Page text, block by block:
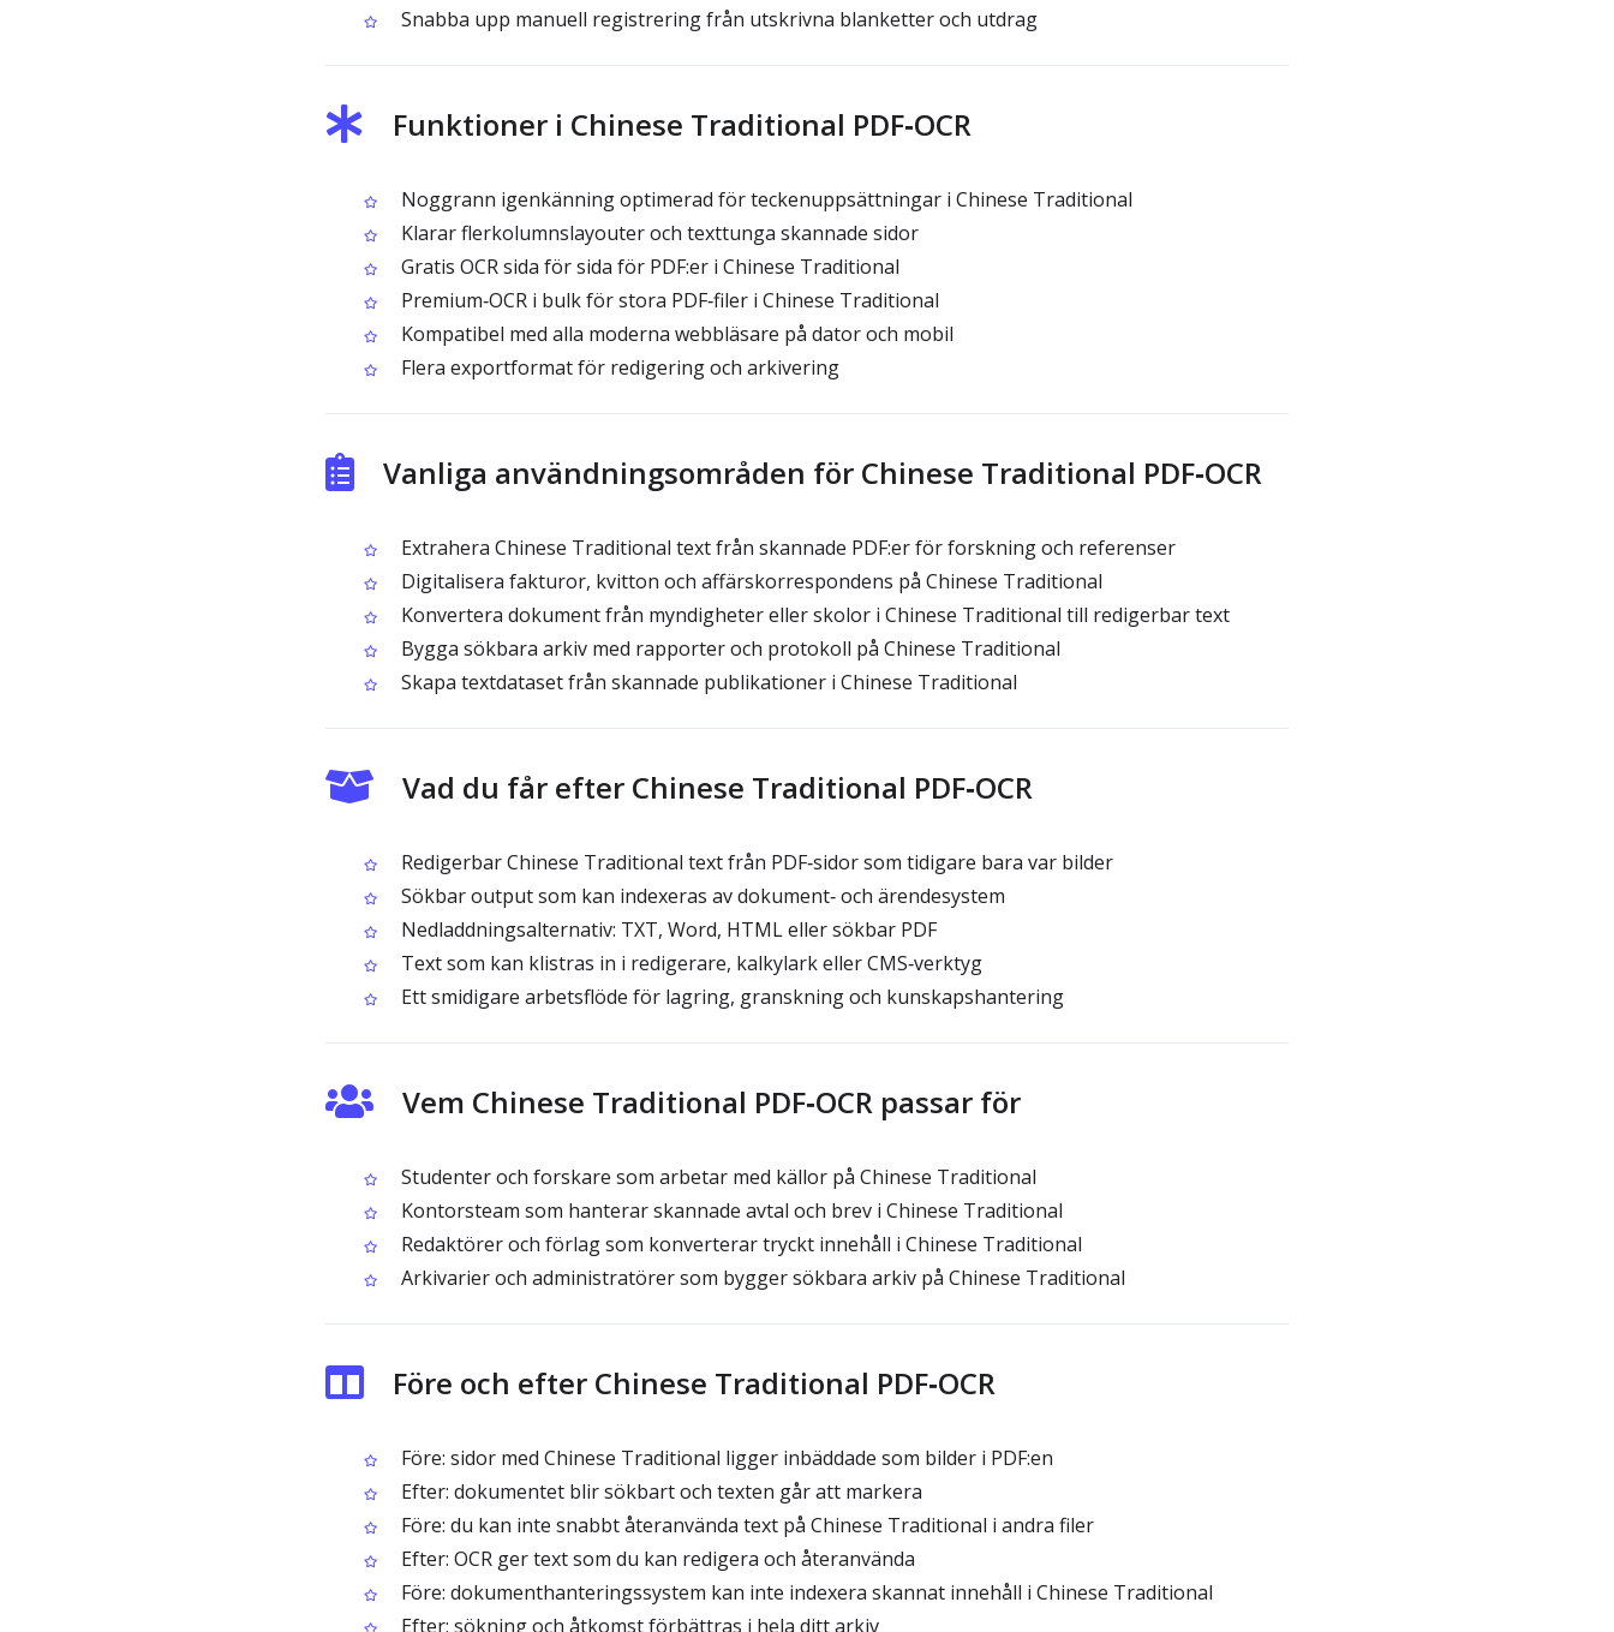
Snabba upp manuell registrering från utskrivna blanketter och utdrag
Funktioner i Chinese Traditional PDF‑OCR
Noggrann igenkänning optimerad för teckenuppsättningar i Chinese Traditional
Klarar flerkolumnslayouter och texttunga skannade sidor
Gratis OCR sida för sida för PDF:er i Chinese Traditional
Premium‑OCR i bulk för stora PDF‑filer i Chinese Traditional
Kompatibel med alla moderna webbläsare på dator och mobil
Flera exportformat för redigering och arkivering
Vanliga användningsområden för Chinese Traditional PDF‑OCR
Extrahera Chinese Traditional text från skannade PDF:er för forskning och referenser
Digitalisera fakturor, kvitton och affärskorrespondens på Chinese Traditional
Konvertera dokument från myndigheter eller skolor i Chinese Traditional till redigerbar text
Bygga sökbara arkiv med rapporter och protokoll på Chinese Traditional
Skapa textdataset från skannade publikationer i Chinese Traditional
Vad du får efter Chinese Traditional PDF‑OCR
Redigerbar Chinese Traditional text från PDF‑sidor som tidigare bara var bilder
Sökbar output som kan indexeras av dokument‑ och ärendesystem
Nedladdningsalternativ: TXT, Word, HTML eller sökbar PDF
Text som kan klistras in i redigerare, kalkylark eller CMS‑verktyg
Ett smidigare arbetsflöde för lagring, granskning och kunskapshantering
Vem Chinese Traditional PDF‑OCR passar för
Studenter och forskare som arbetar med källor på Chinese Traditional
Kontorsteam som hanterar skannade avtal och brev i Chinese Traditional
Redaktörer och förlag som konverterar tryckt innehåll i Chinese Traditional
Arkivarier och administratörer som bygger sökbara arkiv på Chinese Traditional
Före och efter Chinese Traditional PDF‑OCR
Före: sidor med Chinese Traditional ligger inbäddade som bilder i PDF:en
Efter: dokumentet blir sökbart och texten går att markera
Före: du kan inte snabbt återanvända text på Chinese Traditional i andra filer
Efter: OCR ger text som du kan redigera och återanvända
Före: dokumenthanteringssystem kan inte indexera skannat innehåll i Chinese Traditional
Efter: sökning och åtkomst förbättras i hela ditt arkiv